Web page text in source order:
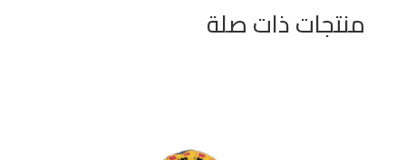
منتجات ذات صلة